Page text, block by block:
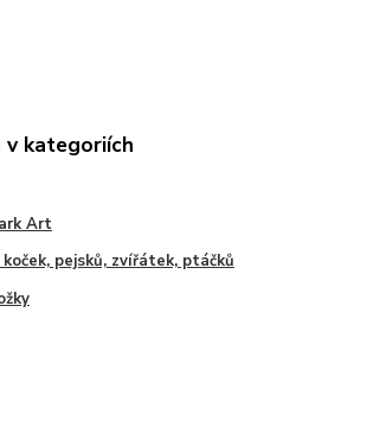
v kategoriích
Art
pejsků, zvířátek, ptáčků